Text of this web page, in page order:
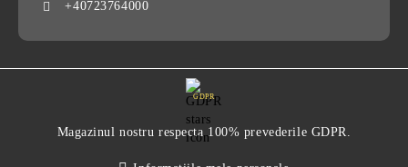
+40723764000
GDPR
Magazinul nostru respecta 100% prevederile GDPR.